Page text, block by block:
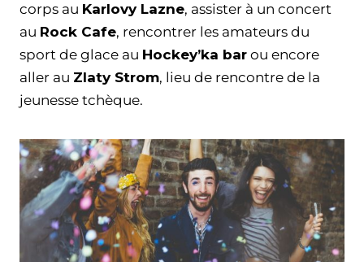
corps au Karlovy Lazne, assister à un concert
au Rock Cafe, rencontrer les amateurs du
sport de glace au Hockey’ka bar ou encore
aller au Zlaty Strom, lieu de rencontre de la
jeunesse tchèque.